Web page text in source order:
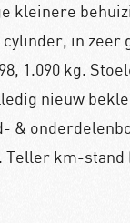
kleinere
in zeer
1.090 kg.
nieuw
&
Teller km-stand